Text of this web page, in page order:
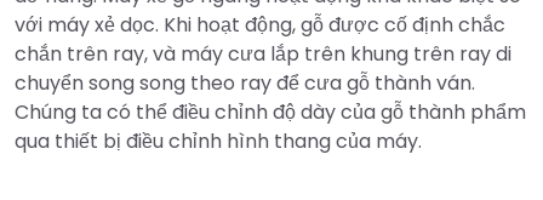
với máy xẻ dọc. Khi hoạt động, gỗ được cố định chắc
chắn trên ray, và máy cưa lắp trên khung trên ray di
chuyển song song theo ray để cưa gỗ thành ván.
Chúng ta có thể điều chỉnh độ dày của gỗ thành phẩm
qua thiết bị điều chỉnh hình thang của máy.